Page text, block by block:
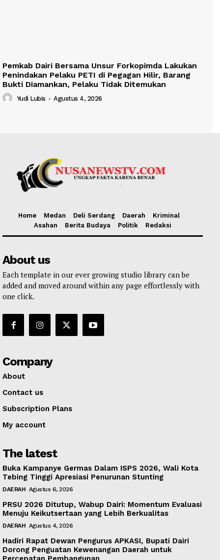
Pemkab Dairi Bersama Unsur Forkopimda Lakukan
Penindakan Pelaku PETI di Pegagan Hilir, Barang
Bukti Diamankan, Pelaku Tidak Ditemukan
Yudi Lubis - Agustus 4, 2026
Home Medan Deli Serdang Daerah
Kriminal
Asahan
Berita Budaya Politik Redaksi
About us
Each template in our ever growing studio library can be
added and moved around within any page effortlessly with
one click.
Company
About
Contact us
Subscription Plans
My account
The latest
Buka Kampanye Germas Dalam ISPS 2026, Wali Kota
Tebing Tinggi Apresiasi Penurunan Stunting
DAERAH Agustus 6, 2026
PRSU 2026 Ditutup, Wabup Dairi: Momentum Evaluasi
Menuju Keikutsertaan yang Lebih Berkualitas
DAERAH Agustus 4, 2026
Hadiri Rapat Dewan Pengurus APKASI, Bupati Dairi
Dorong Penguatan Kewenangan Daerah untuk